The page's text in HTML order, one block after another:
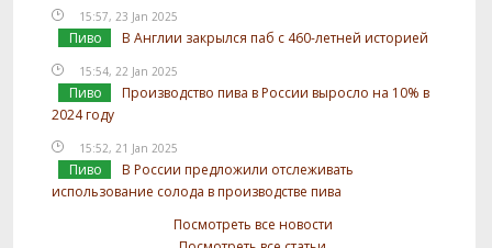
15:57, 23 Jan 2025
Пиво В Англии закрылся паб с 460-летней историей
15:54, 22 Jan 2025
Пиво
Производство пива в России выросло на 10% в
2024 году
15:52, 21 Jan 2025
Пиво
В России предложили отслеживать
использование солода в производстве пива
Посмотреть все новости